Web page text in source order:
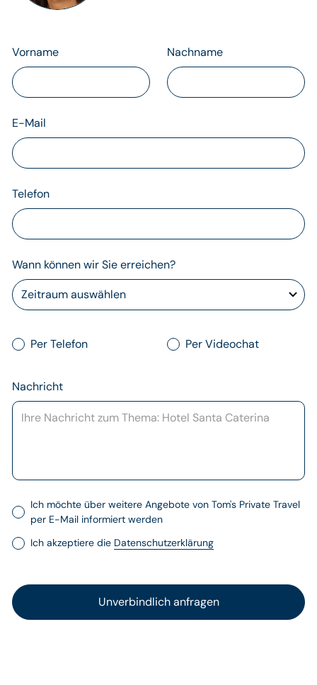
Vorname Nachname
E-Mail
Telefon
Wann können wir Sie erreichen?
Per Telefon Per Videochat
Nachricht
Ich möchte über weitere Angebote von Tom's Private Travel
per E-Mail informiert werden
Ich akzeptiere die Datenschutzerklärung